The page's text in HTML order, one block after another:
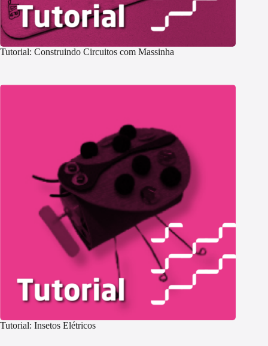
Tutorial: Construindo Circuitos com Massinha
Tutorial: Insetos Elétricos